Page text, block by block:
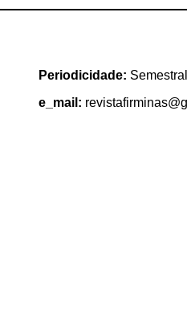
Periodicidade: Semestral
e_mail: